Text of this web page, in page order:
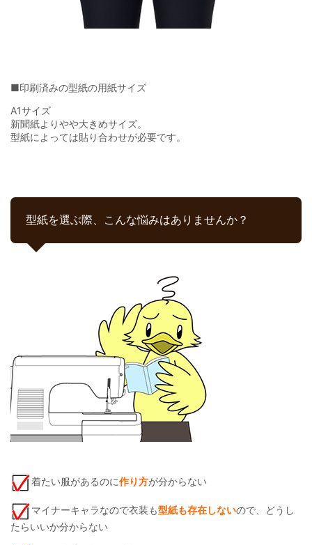
■印刷済みの型紙の用紙サイズ
A1サイズ
新聞紙よりやや大きめサイズ。
型紙によっては貼り合わせが必要です。
型紙を選ぶ際、こんな悩みはありませんか？
着たい服があるのに作り方が分からない
マイナーキャラなので衣装も型紙も存在しないので、どうし
たらいいか分からない